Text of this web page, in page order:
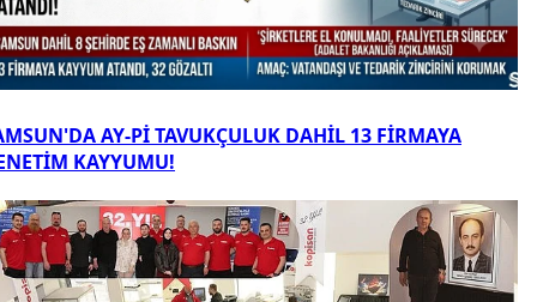
AY-Pİ TAVUKÇULUK DAHİL 13 FİRMAYA
KAYYUMU!